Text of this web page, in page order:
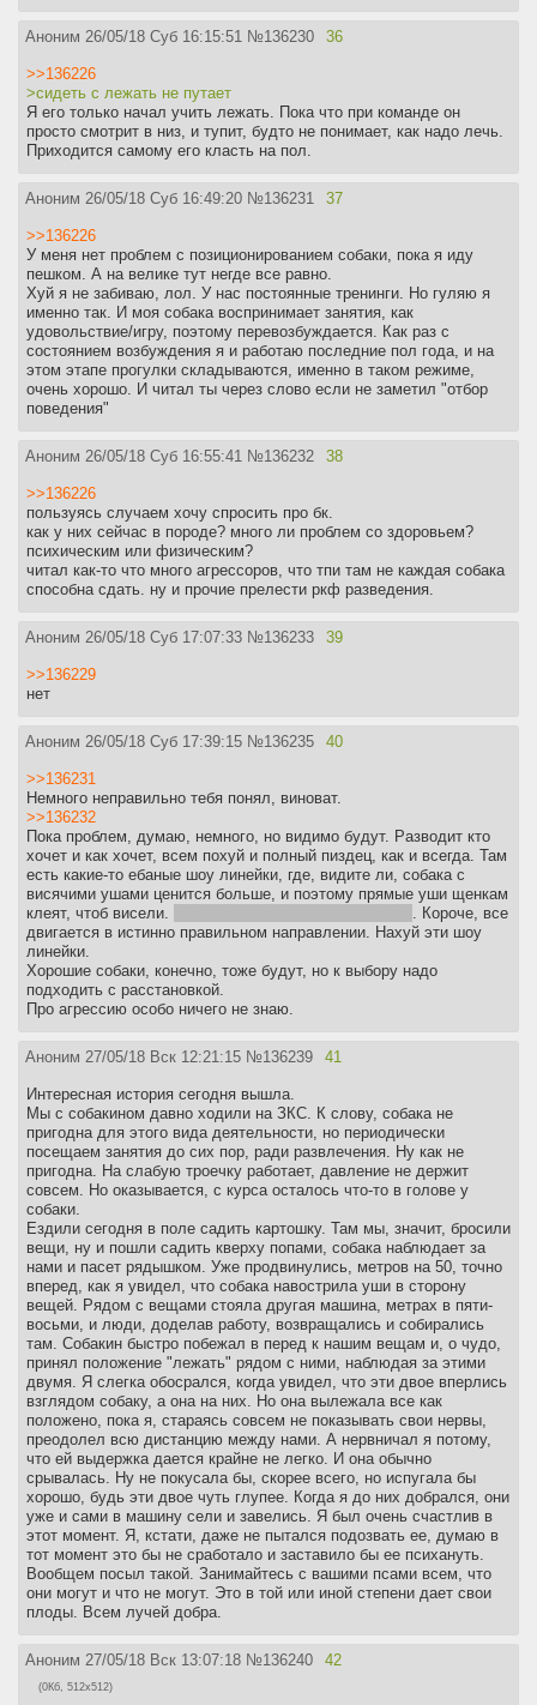
Аноним 26/05/18 Суб 16:15:51 №136230 36
>>136226
>сидеть с лежать не путает
Я его только начал учить лежать. Пока что при команде он
просто смотрит в низ, и тупит, будто не понимает, как надо лечь.
Приходится самому его класть на пол.
Аноним 26/05/18 Суб 16:49:20 №136231 37
>>136226
У меня нет проблем с позиционированием собаки, пока я иду
пешком. А на велике тут негде все равно.
Хуй я не забиваю, лол. У нас постоянные тренинги. Но гуляю я
именно так. И моя собака воспринимает занятия, как
удовольствие/игру, поэтому перевозбуждается. Как раз с
состоянием возбуждения я и работаю последние пол года, и на
этом этапе прогулки складываются, именно в таком режиме,
очень хорошо. И читал ты через слово если не заметил "отбор
поведения"
Аноним 26/05/18 Суб 16:55:41 №136232 38
>>136226
пользуясь случаем хочу спросить про бк.
как у них сейчас в породе? много ли проблем со здоровьем?
психическим или физическим?
читал как-то что много агрессоров, что тпи там не каждая собака
способна сдать. ну и прочие прелести ркф разведения.
Аноним 26/05/18 Суб 17:07:33 №136233 39
>>136229
нет
Аноним 26/05/18 Суб 17:39:15 №136235 40
>>136231
Немного неправильно тебя понял, виноват.
>>136232
Пока проблем, думаю, немного, но видимо будут. Разводит кто
хочет и как хочет, всем похуй и полный пиздец, как и всегда. Там
есть какие-то ебаные шоу линейки, где, видите ли, собака с
висячими ушами ценится больше, и поэтому прямые уши щенкам
клеят, чтоб висели.
. Короче, все
двигается в истинно правильном направлении. Нахуй эти шоу
линейки.
Хорошие собаки, конечно, тоже будут, но к выбору надо
подходить с расстановкой.
Про агрессию особо ничего не знаю.
Аноним 27/05/18 Вск 12:21:15 №136239 41
Интересная история сегодня вышла.
Мы с собакином давно ходили на ЗКС. К слову, собака не
пригодна для этого вида деятельности, но периодически
посещаем занятия до сих пор, ради развлечения. Ну как не
пригодна. На слабую троечку работает, давление не держит
совсем. Но оказывается, с курса осталось что-то в голове у
собаки.
Ездили сегодня в поле садить картошку. Там мы, значит, бросили
вещи, ну и пошли садить кверху попами, собака наблюдает за
нами и пасет рядышком. Уже продвинулись, метров на 50, точно
вперед, как я увидел, что собака навострила уши в сторону
вещей. Рядом с вещами стояла другая машина, метрах в пяти-
восьми, и люди, доделав работу, возвращались и собирались
там. Собакин быстро побежал в перед к нашим вещам и, о чудо,
принял положение "лежать" рядом с ними, наблюдая за этими
двумя. Я слегка обосрался, когда увидел, что эти двое вперлись
взглядом собаку, а она на них. Но она вылежала все как
положено, пока я, стараясь совсем не показывать свои нервы,
преодолел всю дистанцию между нами. А нервничал я потому,
что ей выдержка дается крайне не легко. И она обычно
срывалась. Ну не покусала бы, скорее всего, но испугала бы
хорошо, будь эти двое чуть глупее. Когда я до них добрался, они
уже и сами в машину сели и завелись. Я был очень счастлив в
этот момент. Я, кстати, даже не пытался подозвать ее, думаю в
тот момент это бы не сработало и заставило бы ее психануть.
Вообщем посыл такой. Занимайтесь с вашими псами всем, что
они могут и что не могут. Это в той или иной степени дает свои
плоды. Всем лучей добра.
Аноним 27/05/18 Вск 13:07:18 №136240 42
(0Кб, 512x512)